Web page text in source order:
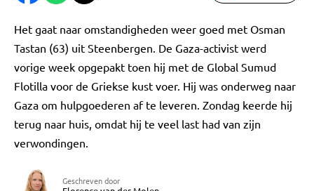
Het gaat naar omstandigheden weer goed met Osman
Tastan (63) uit Steenbergen. De Gaza-activist werd
vorige week opgepakt toen hij met de Global Sumud
Flotilla voor de Griekse kust voer. Hij was onderweg naar
Gaza om hulpgoederen af te leveren. Zondag keerde hij
terug naar huis, omdat hij te veel last had van zijn
verwondingen.
Geschreven door